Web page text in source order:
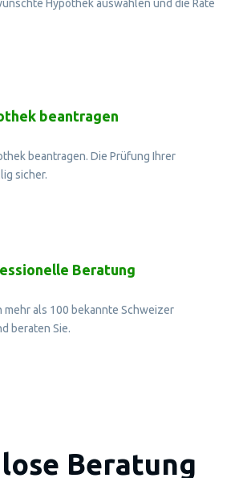
Hypothek auswählen und die Rate
beantragen
beantragen. Die Prüfung Ihrer
sicher.
Beratung
mehr als 100 bekannte Schweizer
beraten Sie.
Beratung